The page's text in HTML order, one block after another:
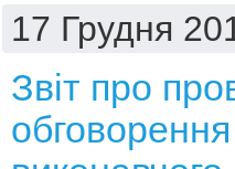
17 Грудня
Звіт про